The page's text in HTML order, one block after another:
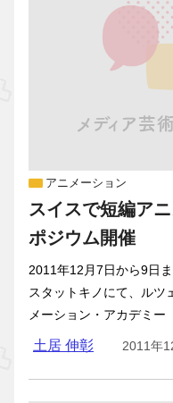
アニメーション
スイスで短編ア
ポジウム開催
2011年12月7日から9日
スタットキノにて、ルツ
メーション・アカデミー
土居 伸彰 2011年